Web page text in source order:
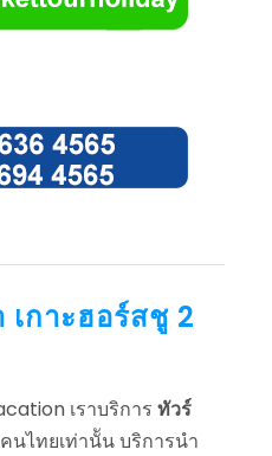
เกาะฮอร์สชู 2
เราบริการ ทัวร์
นไทยเท่านััน บริการนำ